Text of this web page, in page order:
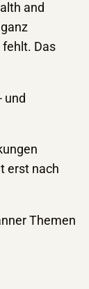
and
Das
und
erst nach
Themen